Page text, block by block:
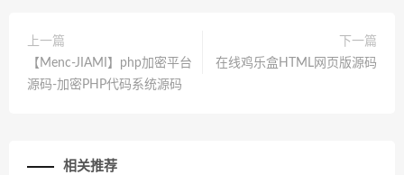
上一篇
【Menc-JIAMI】php加密平台
源码-加密PHP代码系统源码
下一篇
在线鸡乐盒HTML网页版源码
相关推荐